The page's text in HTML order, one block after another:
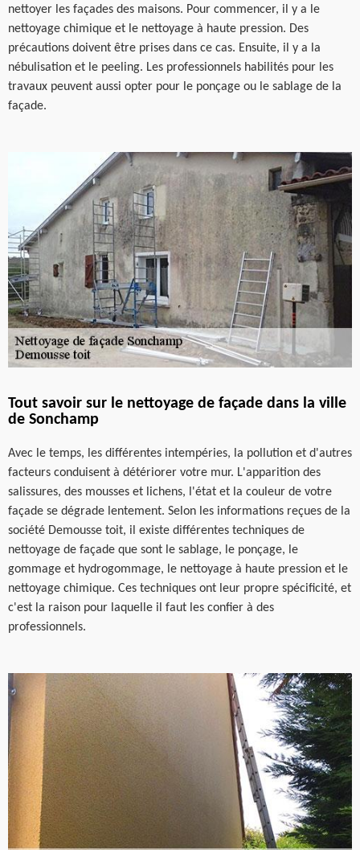
nettoyer les façades des maisons. Pour commencer, il y a le
nettoyage chimique et le nettoyage à haute pression. Des
précautions doivent être prises dans ce cas. Ensuite, il y a la
nébulisation et le peeling. Les professionnels habilités pour les
travaux peuvent aussi opter pour le ponçage ou le sablage de la
façade.
Tout savoir sur le nettoyage de façade dans la ville
de Sonchamp
Avec le temps, les différentes intempéries, la pollution et d'autres
facteurs conduisent à détériorer votre mur. L'apparition des
salissures, des mousses et lichens, l'état et la couleur de votre
façade se dégrade lentement. Selon les informations reçues de la
société Demousse toit, il existe différentes techniques de
nettoyage de façade que sont le sablage, le ponçage, le
gommage et hydrogommage, le nettoyage à haute pression et le
nettoyage chimique. Ces techniques ont leur propre spécificité, et
c'est la raison pour laquelle il faut les confier à des
professionnels.